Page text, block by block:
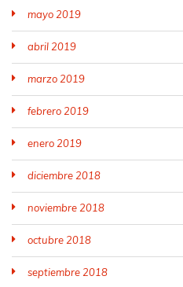
mayo 2019
abril 2019
marzo 2019
febrero 2019
enero 2019
diciembre 2018
noviembre 2018
octubre 2018
septiembre 2018